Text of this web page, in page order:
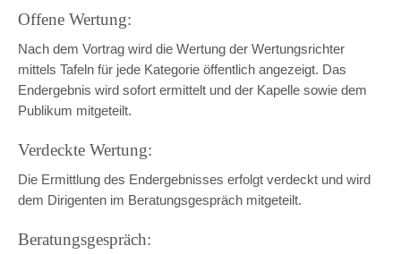
Offene Wertung:
Nach dem Vortrag wird die Wertung der Wertungsrichter
mittels Tafeln für jede Kategorie öffentlich angezeigt. Das
Endergebnis wird sofort ermittelt und der Kapelle sowie dem
Publikum mitgeteilt.
Verdeckte Wertung:
Die Ermittlung des Endergebnisses erfolgt verdeckt und wird
dem Dirigenten im Beratungsgespräch mitgeteilt.
Beratungsgespräch: